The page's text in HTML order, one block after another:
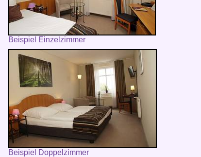
Beispiel Einzelzimmer
Beispiel Doppelzimmer